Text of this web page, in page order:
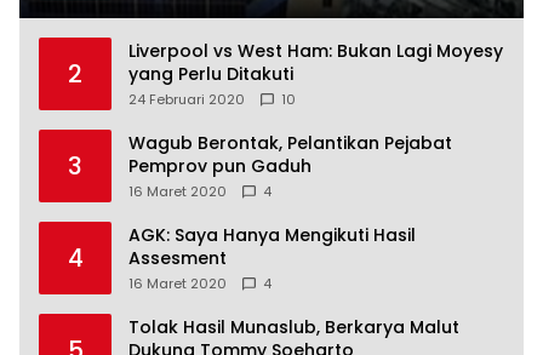
2
Liverpool vs West Ham: Bukan Lagi Moyesy
yang Perlu Ditakuti
24 Februari 2020 10
3
Wagub Berontak, Pelantikan Pejabat
Pemprov pun Gaduh
16 Maret 2020 4
4
AGK: Saya Hanya Mengikuti Hasil
Assesment
16 Maret 2020 4
Tolak Hasil Munaslub, Berkarya Malut
Dukung Tommy Soeharto